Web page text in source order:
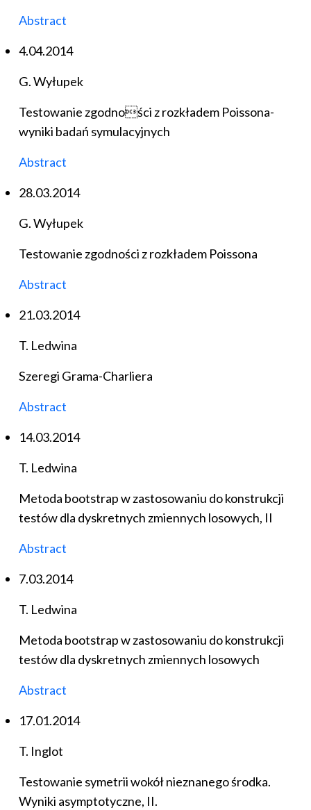
Abstract
4.04.2014
G. Wyłupek
Testowanie zgodności z rozkładem Poissona-
wyniki badań symulacyjnych
Abstract
28.03.2014
G. Wyłupek
Testowanie zgodności z rozkładem Poissona
Abstract
21.03.2014
T. Ledwina
Szeregi Grama-Charliera
Abstract
14.03.2014
T. Ledwina
Metoda bootstrap w zastosowaniu do konstrukcji
testów dla dyskretnych zmiennych losowych, II
Abstract
7.03.2014
T. Ledwina
Metoda bootstrap w zastosowaniu do konstrukcji
testów dla dyskretnych zmiennych losowych
Abstract
17.01.2014
T. Inglot
Testowanie symetrii wokół nieznanego środka.
Wyniki asymptotyczne, II.